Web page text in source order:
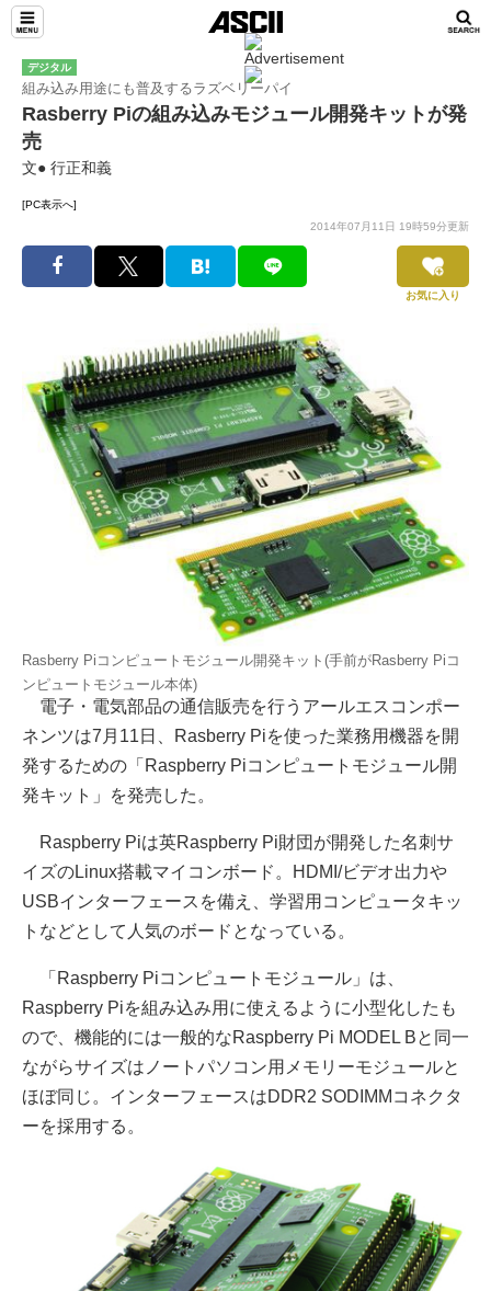
デジタル
組み込み用途にも普及するラズベリーパイ
Rasberry Piの組み込みモジュール開発キットが発
売
文● 行正和義
[PC表示へ]
2014年07月11日 19時59分更新
お気に入り
Rasberry Piコンピュートモジュール開発キット(手前がRasberry Piコ
ンピュートモジュール本体)
電子・電気部品の通信販売を行うアールエスコンポー
ネンツは7月11日、Rasberry Piを使った業務用機器を開
発するための「Raspberry Piコンピュートモジュール開
発キット」を発売した。
Raspberry Piは英Raspberry Pi財団が開発した名刺サ
イズのLinux搭載マイコンボード。HDMI/ビデオ出力や
USBインターフェースを備え、学習用コンピュータキッ
トなどとして人気のボードとなっている。
「Raspberry Piコンピュートモジュール」は、
Raspberry Piを組み込み用に使えるように小型化したも
ので、機能的には一般的なRaspberry Pi MODEL Bと同一
ながらサイズはノートパソコン用メモリーモジュールと
ほぼ同じ。インターフェースはDDR2 SODIMMコネクタ
ーを採用する。